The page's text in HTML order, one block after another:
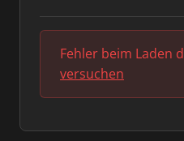
Fehler beim Laden
versuchen